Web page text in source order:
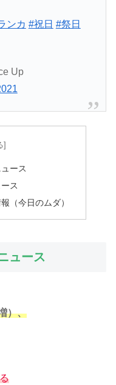
ンカ #祝日 #祭日
Up
ース
ス
（今日のムダ）
ュース
）、